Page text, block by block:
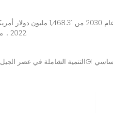
2022 .. مسجلة معدل نمو سنوي مركب بنسبة 15.3٪ خلال الفترة المتوقعة.